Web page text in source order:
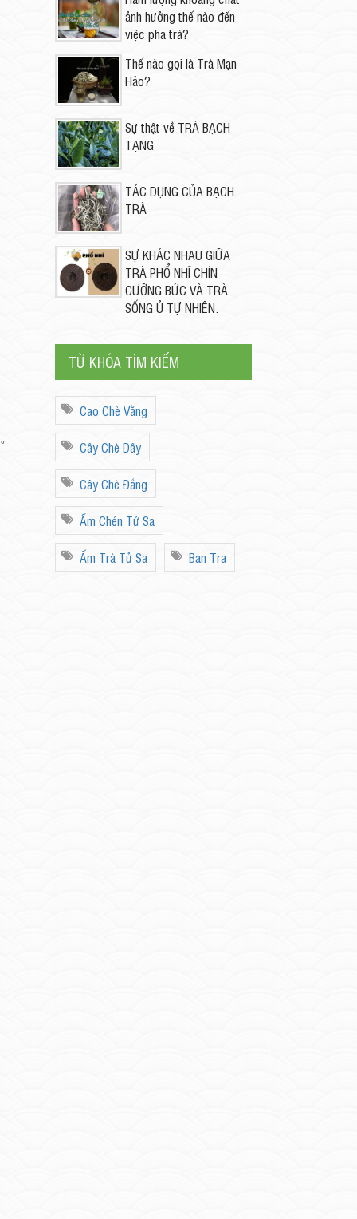
ảnh hưởng thế nào đến
việc pha trà?
Thế nào gọi là Trà Mạn
Hảo?
Sự thật về TRÀ BẠCH
TẠNG
TÁC DỤNG CỦA BẠCH
TRÀ
SỰ KHÁC NHAU GIỮA
TRÀ PHỔ NHĨ CHÍN
CƯỠNG BỨC VÀ TRÀ
SỐNG Ủ TỰ NHIÊN.
TỪ KHÓA TÌM KIẾM
Cao Chè Vằng
Cây Chè Dây
Cây Chè Đắng
Ấm Chén Tử Sa
Ấm Trà Tử Sa Ban Tra